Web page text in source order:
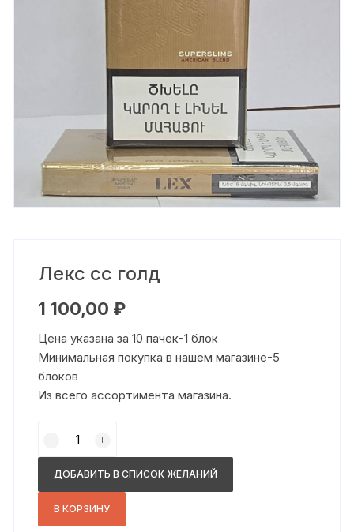
Лекс сс голд
1 100,00 ₽
Цена указана за 10 пачек-1 блок
Минимальная покупка в нашем магазине-5
блоков
Из всего ассортимента магазина.
товара
Лекс
голд
ДОБАВИТЬ В СПИСОК ЖЕЛАНИЙ
В КОРЗИНУ